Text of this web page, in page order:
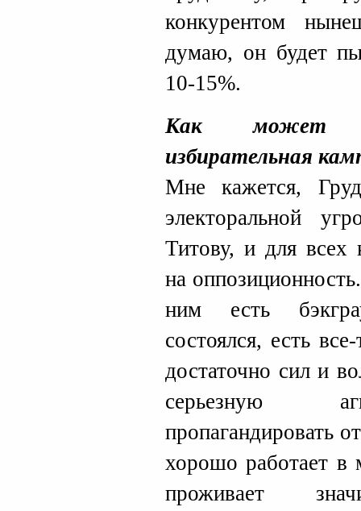
конкурентом
думаю, он будет
10-15%.
Как может
избирательная
Мне кажется,
электоральной
Титову, и для всех
на
ним есть
состоялся, есть
достаточно сил и
серьезную
пропагандировать
хорошо работает в
проживает